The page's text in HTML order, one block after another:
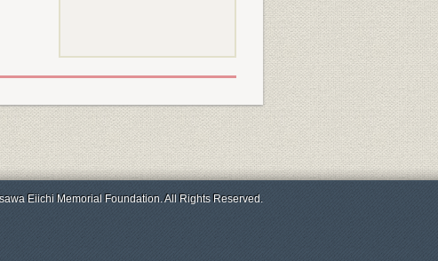
Eiichi Memorial Foundation. All Rights Reserved.